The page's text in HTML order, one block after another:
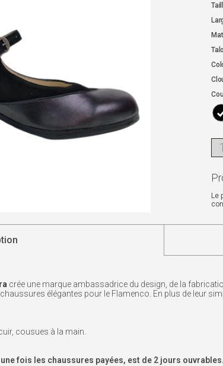
Le
crée une marque ambassadrice du design, de la
chaussures élégantes pour le Flamenco. En plus de leur
cousues à la main.
fois les chaussures payées, est de 2 jours ouvrables.